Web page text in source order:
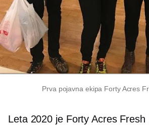
Prva pojavna ekipa Forty Acres
Leta 2020 je Forty Acres